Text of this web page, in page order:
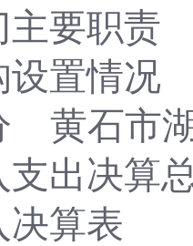
主要职责
设置情况
黄石市
支出决算
决算表